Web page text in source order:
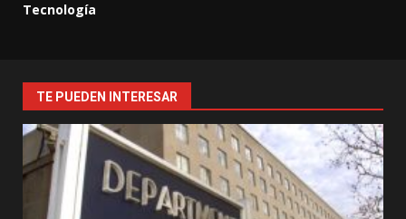
Tecnología
TE PUEDEN INTERESAR